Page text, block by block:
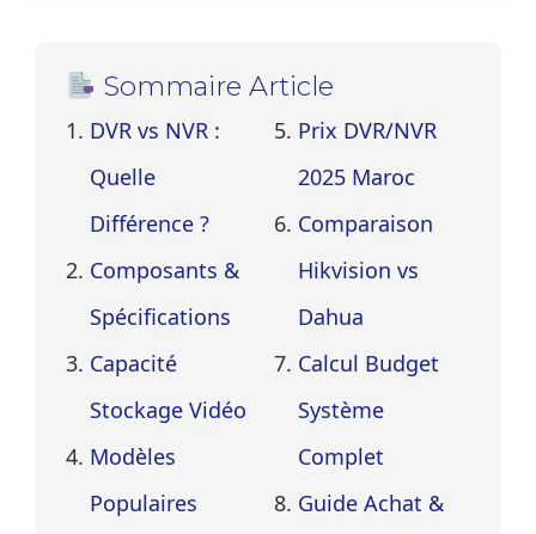
Sommaire Article
DVR vs NVR :
Quelle
Différence ?
Composants &
Spécifications
Capacité
Stockage Vidéo
Modèles
Populaires
Prix DVR/NVR
2025 Maroc
Comparaison
Hikvision vs
Dahua
Calcul Budget
Système
Complet
Guide Achat &